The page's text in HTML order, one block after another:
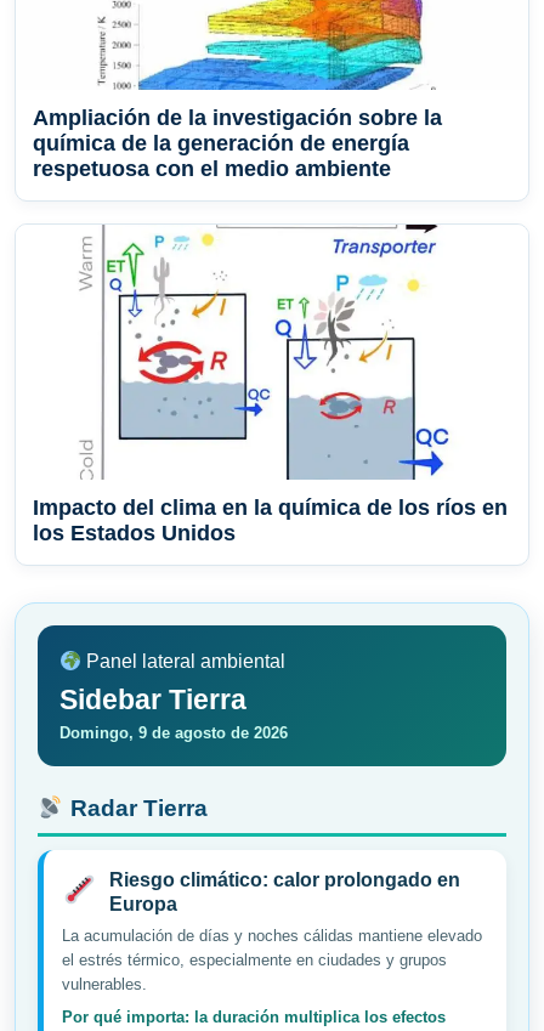
Ampliación de la investigación sobre la
química de la generación de energía
respetuosa con el medio ambiente
Impacto del clima en la química de los ríos en
los Estados Unidos
Panel lateral ambiental
Sidebar Tierra
Domingo, 9 de agosto de 2026
Radar Tierra
Riesgo climático: calor prolongado en
Europa
La acumulación de días y noches cálidas mantiene elevado
el estrés térmico, especialmente en ciudades y grupos
vulnerables.
Por qué importa: la duración multiplica los efectos